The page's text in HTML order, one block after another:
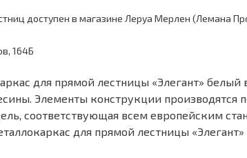
доступен в магазине Леруа Мерлен (Лемана
164Б
для прямой лестницы «Элегант»
Элементы конструкции производятся
соответствующая всем европейским
для прямой лестницы